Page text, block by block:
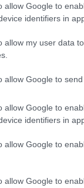
allow Google to
identifiers in
allow my user data
allow Google to
allow Google to
identifiers in
allow Google to
allow Google to
una
richiede un
uno
che gli ha dato
mantenuto